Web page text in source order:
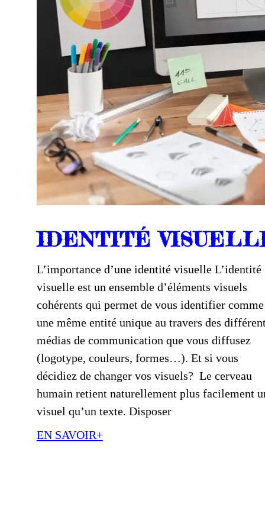
IDENTITÉ
L’importance d’une identité visuelle L’identité
visuelle est un ensemble d’éléments visuels
cohérents qui permet de vous identifier comme
une même entité unique au travers des
médias de communication que vous diffusez
(logotype, couleurs, formes…). Et si vous
décidiez de changer vos visuels? Le cerveau
humain retient naturellement plus facilement
visuel qu’un texte. Disposer
EN SAVOIR+